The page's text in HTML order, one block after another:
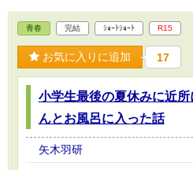
青春 完結 ｼｮｰﾄｼｮｰﾄ R15
お気に入りに追加 17
小学生最後の夏休みに近
んとお風呂に入った話
矢木羽研